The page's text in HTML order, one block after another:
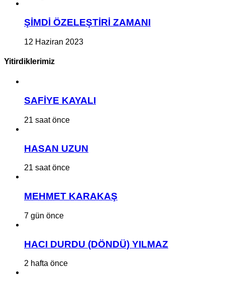
ŞİMDİ ÖZELEŞTİRİ ZAMANI
12 Haziran 2023
Yitirdiklerimiz
SAFİYE KAYALI
21 saat önce
HASAN UZUN
21 saat önce
MEHMET KARAKAŞ
7 gün önce
HACI DURDU (DÖNDÜ) YILMAZ
2 hafta önce